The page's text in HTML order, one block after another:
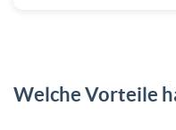
Welche Vorteile